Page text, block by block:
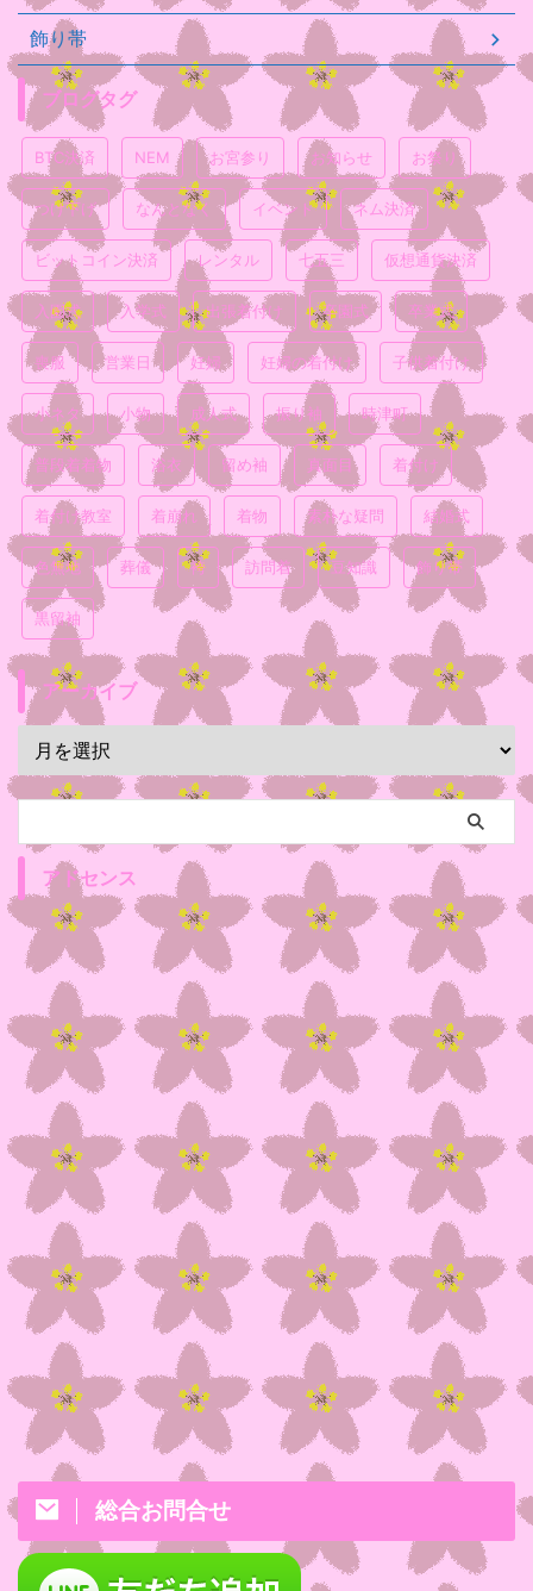
飾り帯
ブログタグ
BTC決済 NEM お宮参り お知らせ お祭り
つけ下げ なんとなく イベント ネム決済
ビットコイン決済 レンタル 七五三 仮想通貨決済
入園式 入学式 出張着付け 卒園式 卒業式
喪服 営業日 妊婦 妊婦の着付け 子供着付け
小ネタ 小物 成人式 振り袖 時津町
普段着着物 浴衣 留め袖 真面目 着付け
着付け教室 着崩れ 着物 素朴な疑問 結婚式
色無地 葬儀 袴 訪問着 豆知識 飾り帯
黒留袖
アーカイブ
アドセンス
総合お問合せ